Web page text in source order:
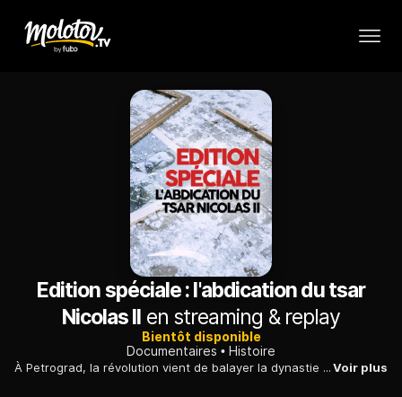
Edition spéciale : l'abdication du tsar
Nicolas II en streaming & replay
Bientôt disponible
Documentaires
Histoire
À Petrograd, la révolution vient de balayer la dynastie des Romanov et le monde s'interroge : quel sera le sort de la famille impériale ? Émilie Aubry fait résonner au présent la révolution de 1917.Voir plus